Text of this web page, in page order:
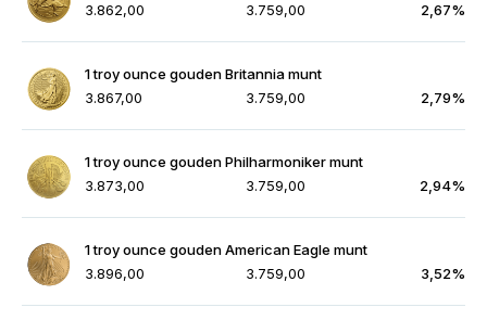
3.862,00
3.759,00 2,67%
1 troy ounce gouden Britannia munt
3.867,00
3.759,00 2,79%
1 troy ounce gouden Philharmoniker munt
3.873,00
3.759,00 2,94%
1 troy ounce gouden American Eagle munt
3.896,00
3.759,00 3,52%